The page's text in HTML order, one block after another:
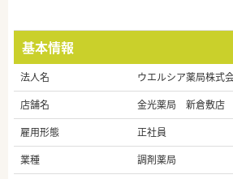
基本情報
法人名
ウエルシア薬局株式
店舗名
金光薬局 新倉敷店
雇用形態
正社員
業種
調剤薬局